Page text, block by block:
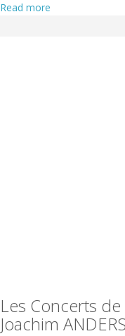
Read more
Les Concerts
Joachim